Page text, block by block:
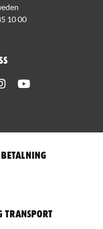
10 00
Instagram
betalning
transport